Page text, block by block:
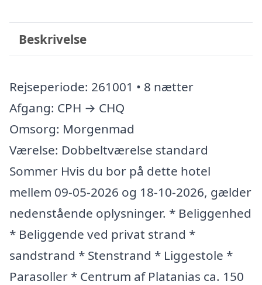
Beskrivelse
Rejseperiode: 261001 • 8 nætter
Afgang: CPH → CHQ
Omsorg: Morgenmad
Værelse: Dobbeltværelse standard
Sommer Hvis du bor på dette hotel
mellem 09-05-2026 og 18-10-2026, gælder
nedenstående oplysninger. * Beliggenhed
* Beliggende ved privat strand *
sandstrand * Stenstrand * Liggestole *
Parasoller * Centrum af Platanias ca. 150